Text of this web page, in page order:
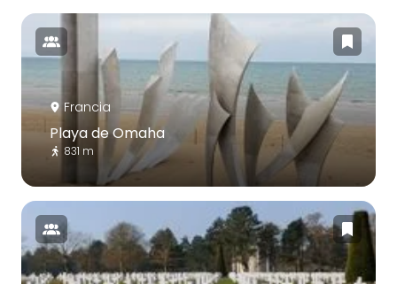
Francia
Playa de Omaha
831 m